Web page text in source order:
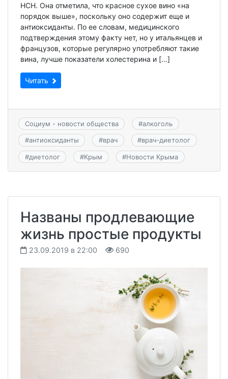
НСН. Она отметила, что красное сухое вино «на
порядок выше», поскольку оно содержит еще и
антиоксиданты. По ее словам, медицинского
подтверждения этому факту нет, но у итальянцев и
французов, которые регулярно употребляют такие
вина, лучше показатели холестерина и […]
Читать
Социум - новости общества #алкоголь
#антиоксиданты #врач #врач-диетолог
#диетолог #Крым #Новости Крыма
Названы продлевающие
жизнь простые продукты
23.09.2019 в 22:00 690